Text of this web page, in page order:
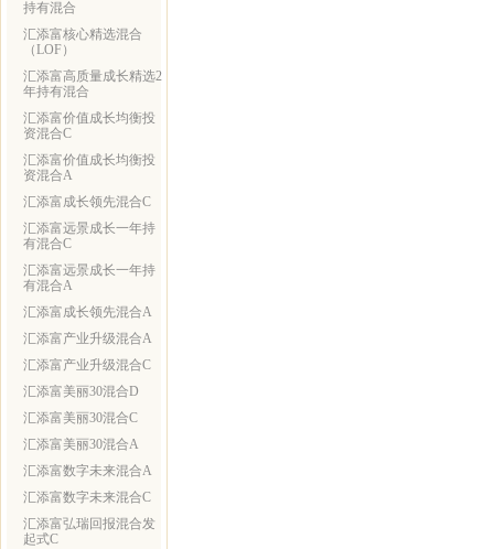
持有混合
汇添富核心精选混合
（LOF）
汇添富高质量成长精选2
年持有混合
汇添富价值成长均衡投
资混合C
汇添富价值成长均衡投
资混合A
汇添富成长领先混合C
汇添富远景成长一年持
有混合C
汇添富远景成长一年持
有混合A
汇添富成长领先混合A
汇添富产业升级混合A
汇添富产业升级混合C
汇添富美丽30混合D
汇添富美丽30混合C
汇添富美丽30混合A
汇添富数字未来混合A
汇添富数字未来混合C
汇添富弘瑞回报混合发
起式C